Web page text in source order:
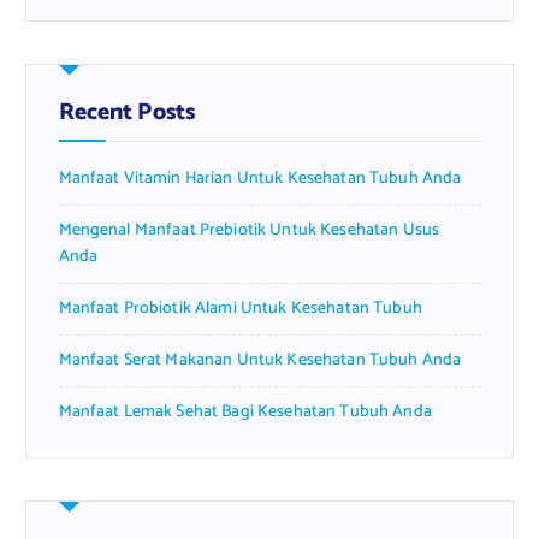
r
h
f
o
:
Recent Posts
Manfaat Vitamin Harian Untuk Kesehatan Tubuh Anda
Mengenal Manfaat Prebiotik Untuk Kesehatan Usus
Anda
Manfaat Probiotik Alami Untuk Kesehatan Tubuh
Manfaat Serat Makanan Untuk Kesehatan Tubuh Anda
Manfaat Lemak Sehat Bagi Kesehatan Tubuh Anda